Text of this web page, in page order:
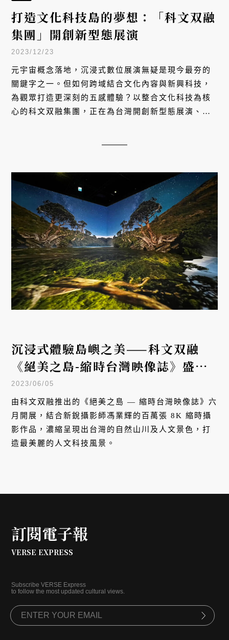
打造文化科技島的夢想：「科文双融
集團」開創新型態展演
2023/12/23
元宇宙概念落地，沉浸式數位展演無疑是現今最夯的
關鍵字之一。但如何跨域結合文化內容與新興科技，
為觀眾打造更深刻的五感體驗？以整合文化科技為核
心的科文双融集團，正在為台灣開創新型態展演、打
沉浸式體驗島嶼之美——科文双融
《絕美之島-縮時台灣映像誌》盛大
首映
2023/06/05
由科文双融推出的《絕美之島 — 縮時台灣映像誌》六
月開展，結合新銳攝影師馮業輝的百萬張 8K 縮時攝
影作品，濃縮呈現出台灣的自然山川及人文景色，打
造最美麗的人文科技風景。
訂閱電子報
VERSE EXPRESS
Subscribe VERSE Express
to follow the most updated cultural views.